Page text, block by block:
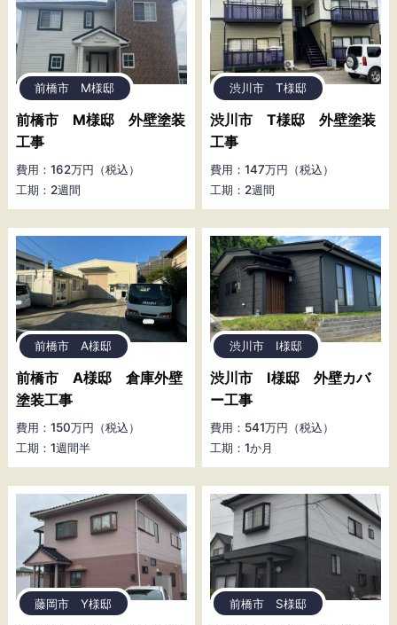
前橋市 M様邸
前橋市 M様邸 外壁塗装
工事
費用：162万円（税込）
工期：2週間
渋川市 T様邸
渋川市 T様邸 外壁塗装
工事
費用：147万円（税込）
工期：2週間
前橋市 A様邸
前橋市 A様邸 倉庫外壁
塗装工事
費用：150万円（税込）
工期：1週間半
渋川市 I様邸
渋川市 I様邸 外壁カバ
ー工事
費用：541万円（税込）
工期：1か月
藤岡市 Y様邸 前橋市 S様邸